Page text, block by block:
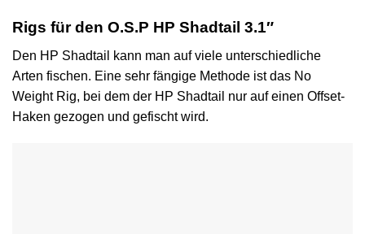
Rigs für den O.S.P HP Shadtail 3.1″
Den HP Shadtail kann man auf viele unterschiedliche
Arten fischen. Eine sehr fängige Methode ist das No
Weight Rig, bei dem der HP Shadtail nur auf einen Offset-
Haken gezogen und gefischt wird.